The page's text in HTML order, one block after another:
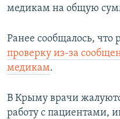
медикам на общую
Ранее сообщалось, что
проверку из-за
медикам.
В Крыму врачи
работу с пациентами,